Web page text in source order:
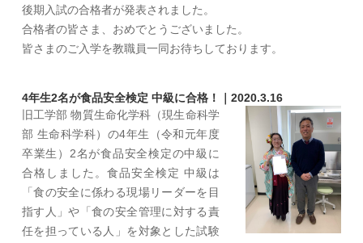
後期入試の合格者が発表されました。
合格者の皆さま、おめでとうございました。
皆さまのご入学を教職員一同お待ちしております。
4年生2名が食品安全検定 中級に合格！｜2020.3.16
旧工学部 物質生命化学科（現生命科学
部 生命科学科）の4年生（令和元年度
卒業生）2名が食品安全検定の中級に
合格しました。食品安全検定 中級は
「食の安全に係わる現場リーダーを目
指す人」や「食の安全管理に対する責
任を担っている人」を対象とした試験